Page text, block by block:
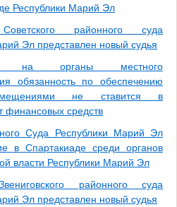
Республики Марий Эл
районного суда
Эл представлен новый судья
на органы местного
обязанность по обеспечению
не ставится в
финансовых средств
Суда Республики Марий Эл
в Спартакиаде среди органов
власти Республики Марий Эл
районного суда
Эл представлен новый судья